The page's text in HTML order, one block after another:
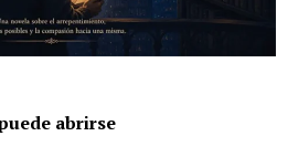
abrirse